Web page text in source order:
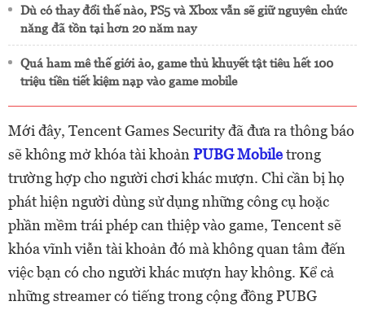
Dù có thay đổi thế nào, PS5 và Xbox vẫn sẽ giữ nguyên chức
năng đã tồn tại hơn 20 năm nay
Quá ham mê thế giới ảo, game thủ khuyết tật tiêu hết 100
triệu tiền tiết kiệm nạp vào game mobile
Mới đây, Tencent Games Security đã đưa ra thông báo
sẽ không mở khóa tài khoản PUBG Mobiletrong
trường hợp cho người chơi khác mượn. Chỉ cần bị họ
phát hiện người dùng sử dụng những công cụ hoặc
phần mềm trái phép can thiệp vào game, Tencent sẽ
khóa vĩnh viễn tài khoản đó mà không quan tâm đến
việc bạn có cho người khác mượn hay không. Kể cả
những streamer có tiếng trong cộng đồng PUBG